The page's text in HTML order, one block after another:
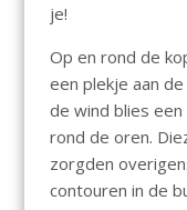
je!
Op en rond de
een plekje aan
de wind blies
rond de oren.
zorgden
contouren in de